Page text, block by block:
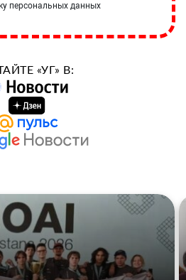
персональных данных
«УГ» В: